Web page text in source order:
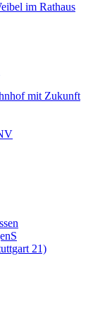
im Rathaus
mit Zukunft
21)